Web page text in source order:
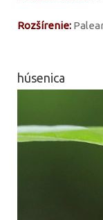
Rozšírenie:
húsenica